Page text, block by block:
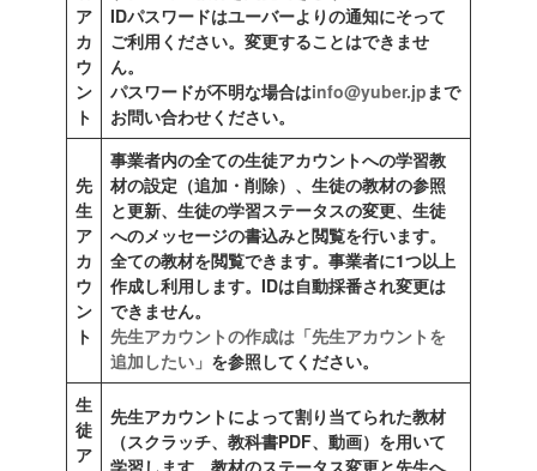
ア
カ
ウ
ン
ト
IDパスワードはユーバーよりの通知にそって
ご利用ください。変更することはできませ
ん。
パスワードが不明な場合はinfo@yuber.jp まで
お問い合わせください。
先
生
ア
カ
ウ
ン
ト
事業者内の全ての生徒アカウントへの学習教
材の設定（追加・削除）、生徒の教材の参照
と更新、生徒の学習ステータスの変更、生徒
へのメッセージの書込みと閲覧を行います。
全ての教材を閲覧できます。事業者に1つ以上
作成し利用します。IDは自動採番され変更は
できません。
先生アカウントの作成は「先生アカウントを
追加したい」 を参照してください。
生
徒
ア
先生アカウントによって割り当てられた教材
（スクラッチ、教科書PDF、動画）を用いて
学習します。教材のステータス変更と先生へ